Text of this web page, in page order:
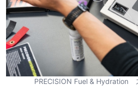
PRECISION Fuel & Hydration